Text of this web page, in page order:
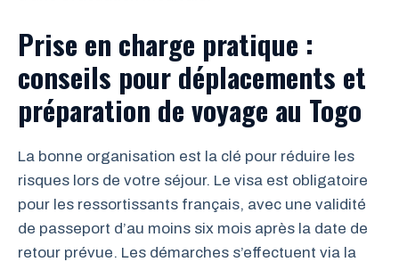
Prise en charge pratique :
conseils pour déplacements et
préparation de voyage au Togo
La bonne organisation est la clé pour réduire les
risques lors de votre séjour. Le visa est obligatoire
pour les ressortissants français, avec une validité
de passeport d’au moins six mois après la date de
retour prévue. Les démarches s’effectuent via la